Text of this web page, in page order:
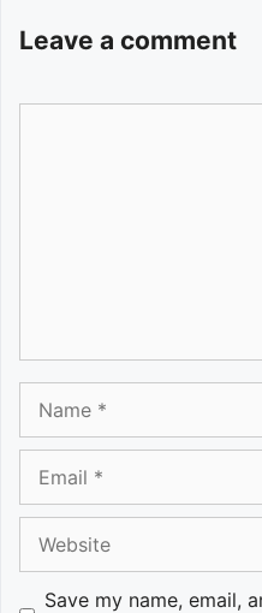
Leave a comment
Save my name, email,